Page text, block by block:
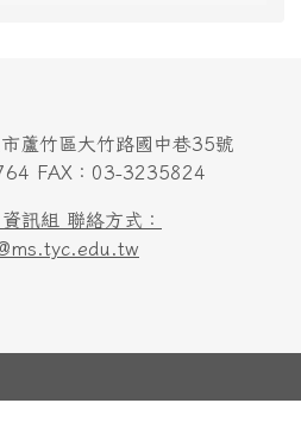
蘆竹區大竹路國中巷35號
FAX：03-3235824
訊組 聯絡方式：